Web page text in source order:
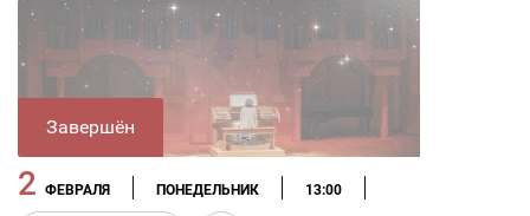
Завершён
2 ФЕВРАЛЯ ПОНЕДЕЛЬНИК 13:00